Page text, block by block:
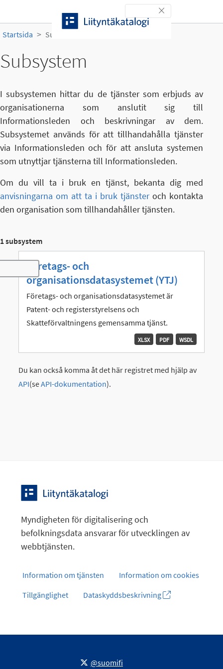
Toggle navigation
Startsida Subsystem
Subsystem
I subsystemen hittar du de tjänster som erbjuds av
organisationerna som anslutit sig till
Informationsleden och beskrivningar av dem.
Subsystemet används för att tillhandahålla tjänster
via Informationsleden och för att ansluta systemen
som utnyttjar tjänsterna till Informationsleden.
Om du vill ta i bruk en tjänst, bekanta dig med
anvisningarna om att ta i bruk tjänsteroch kontakta
den organisation som tillhandahåller tjänsten.
1 subsystem
Toggle navigation
Företags- och
organisationsdatasystemet (YTJ)
Företags- och organisationsdatasystemet är
Patent- och registerstyrelsens och
Skatteförvaltningens gemensamma tjänst.
WSDL
PDF
XLSX
Du kan också komma åt det här registret med hjälp av
API(seAPI-dokumentation).
Myndigheten för digitalisering och
befolkningsdata ansvarar för utvecklingen av
webbtjänsten.
Information om tjänsten
Information om cookies
Tillgänglighet
Dataskyddsbeskrivning
@suomifi